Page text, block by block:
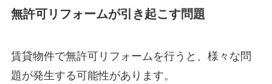
無許可リフォームが引き起こす問題
賃貸物件で無許可リフォームを行うと、様々な問
題が発生する可能性があります。